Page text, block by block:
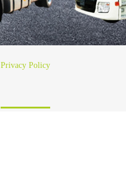
Español
Privacy Policy